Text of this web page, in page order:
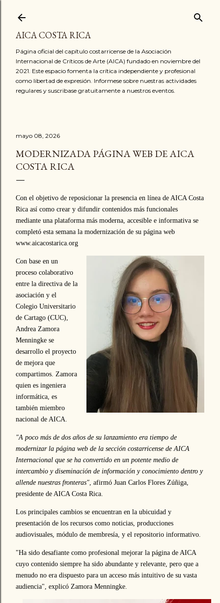
AICA COSTA RICA
Página oficial del capítulo costarricense de la Asociación
Internacional de Críticos de Arte (AICA) fundado en noviembre del
2021. Este espacio fomenta la crítica independiente y profesional
como libertad de expresión. Informese sobre nuestras actividades
regulares y suscribase gratuitamente a nuestros eventos.
mayo 08, 2026
MODERNIZADA PÁGINA WEB DE AICA
COSTA RICA
Con el objetivo de reposicionar la presencia en línea de AICA Costa
Rica así como crear y difundir contenidos más funcionales
mediante una plataforma más moderna, accesible e informativa se
completó esta semana la modernización de su página web
www.aicacostarica.org
Con base en un
proceso colaborativo
entre la directiva de la
asociación y el
Colegio Universitario
de Cartago (CUC),
Andrea Zamora
Menningke se
desarrollo el proyecto
de mejora que
compartimos. Zamora
quien es ingeniera
informática, es
también miembro
nacional de AICA.
"A poco más de dos años de su lanzamiento era tiempo de
modernizar la página web de la sección costarricense de AICA
Internacional que se ha convertido en un potente medio de
intercambio y diseminación de información y conocimiento dentro y
allende nuestras fronteras", afirmó Juan Carlos Flores Zúñiga,
presidente de AICA Costa Rica.
Los principales cambios se encuentran en la ubicuidad y
presentación de los recursos como noticias, producciones
audiovisuales, módulo de membresía, y el repositorio informativo.
"Ha sido desafiante como profesional mejorar la página de AICA
cuyo contenido siempre ha sido abundante y relevante, pero que a
menudo no era dispuesto para un acceso más intuitivo de su vasta
audiencia", explicó Zamora Menningke.